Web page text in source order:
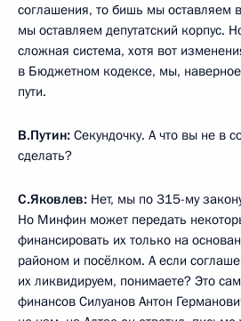
соглашения, то бишь мы оставляем
мы оставляем депутатский корпус.
сложная система, хотя вот
в Бюджетном кодексе, мы,
пути.
В.Путин: Секундочку. А что вы не в
сделать?
С.Яковлев: Нет, мы по 315-му
Но Минфин может передать
финансировать их только на
районом и посёлком. А если
их ликвидируем, понимаете? Это
финансов Силуанов Антон